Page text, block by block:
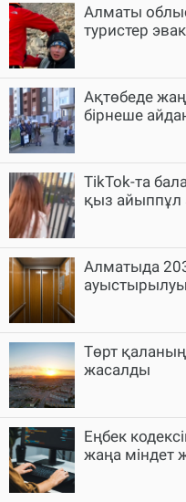
Алматы
туристер
Ақтөбеде
бірнеше
TikTok-та
қыз айыппұл
Алматыда
Төрт
жасалды
Еңбек
жаңа міндет